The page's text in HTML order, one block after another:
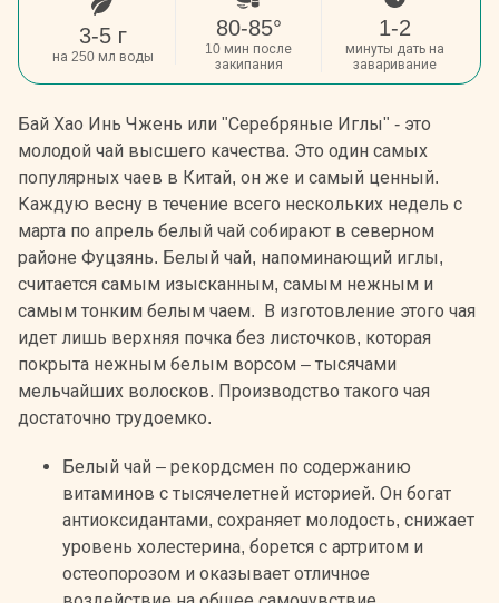
Бай Хао Инь Чжень или "Серебряные Иглы" - это
молодой чай высшего качества. Это один самых
популярных чаев в Китай, он же и самый ценный.
Каждую весну в течение всего нескольких недель с
марта по апрель белый чай собирают в северном
районе Фуцзянь. Белый чай, напоминающий иглы,
считается самым изысканным, самым нежным и
самым тонким белым чаем. В изготовление этого чая
идет лишь верхняя почка без листочков, которая
покрыта нежным белым ворсом – тысячами
мельчайших волосков. Производство такого чая
достаточно трудоемко.
Белый чай – рекордсмен по содержанию
витаминов с тысячелетней историей. Он богат
антиоксидантами, сохраняет молодость, снижает
уровень холестерина, борется с артритом и
остеопорозом и оказывает отличное
3-5 г
на 250 мл воды
80-85°
10 мин после
закипания
1-2
минуты дать на
заваривание